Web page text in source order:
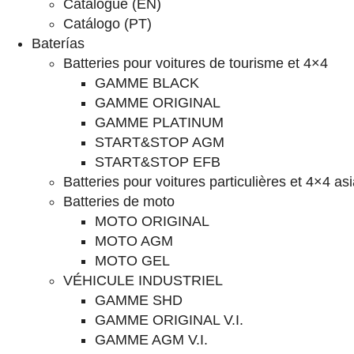
Catalogue (EN)
Catálogo (PT)
Baterías
Batteries pour voitures de tourisme et 4×4
GAMME BLACK
GAMME ORIGINAL
GAMME PLATINUM
START&STOP AGM
START&STOP EFB
Batteries pour voitures particulières et 4×4
Batteries de moto
MOTO ORIGINAL
MOTO AGM
MOTO GEL
VÉHICULE INDUSTRIEL
GAMME SHD
GAMME ORIGINAL V.I.
GAMME AGM V.I.